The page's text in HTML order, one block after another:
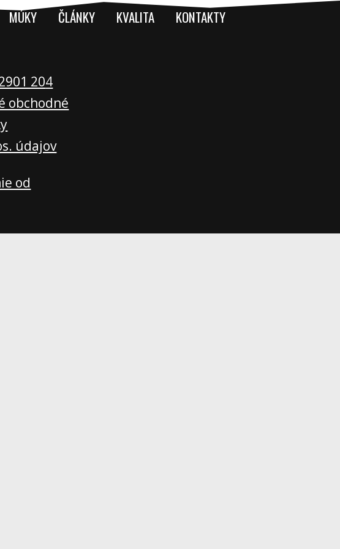
MÚKY ČLÁNKY KVALITA KONTAKTY
204
obchodné
údajov
od